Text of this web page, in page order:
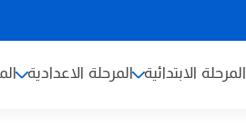
المرحلة الابتدائية المرحلة الاعدادية